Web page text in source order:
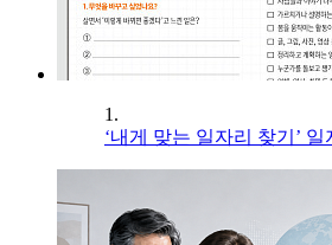
1.
‘내게 맞는 일자리 찾기’